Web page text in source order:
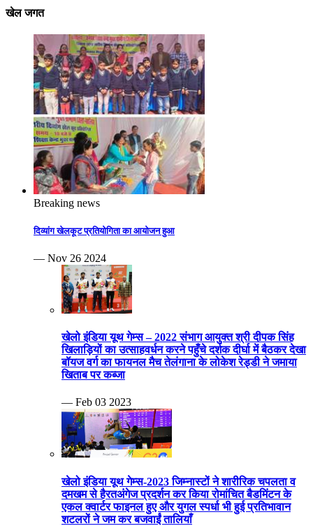
खेल जगत
Breaking news
दिव्यांग खेलकूट प्रतियोगिता का आयोजन हुआ
— Nov 26 2024
खेलो इंडिया यूथ गेम्स – 2022 संभाग आयुक्त श्री दीपक सिंह
खिलाड़ियों का उत्साहवर्धन करने पहुँचे दर्शक दीर्घा में बैठकर देखा
बॉयज वर्ग का फायनल मैच तेलंगाना के लोकेश रेड्डी ने जमाया
खिताब पर कब्जा
— Feb 03 2023
खेलो इंडिया यूथ गेम्स-2023 जिम्नास्टों ने शारीरिक चपलता व
दमखम से हैरतअंगेज प्रदर्शन कर किया रोमांचित बैडमिंटन के
एकल क्वार्टर फाइनल हुए और युगल स्पर्धा भी हुई प्रतिभावान
शटलरों ने जम कर बजवाईं तालियाँ